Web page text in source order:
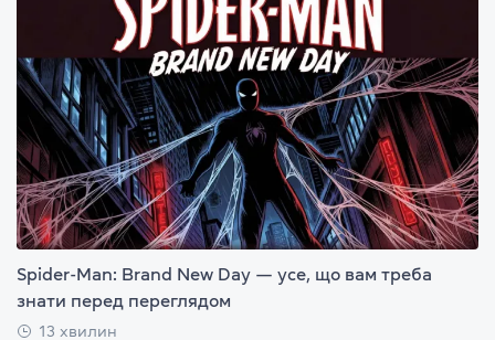
Spider-Man: Brand New Day — усе, що вам треба
знати перед переглядом
13 хвилин